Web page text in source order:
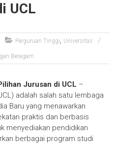
UCL
Perguruan Tinggi, Universitas
Beragam
Jurusan di UCL –
adalah salah satu lembaga
Baru yang menawarkan
praktis dan berbasis
menyediakan pendidikan
berbagai program studi